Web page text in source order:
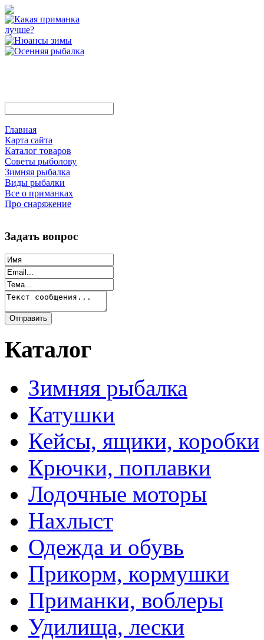
Главная
Карта сайта
Каталог товаров
Советы рыболову
Зимняя рыбалка
Виды рыбалки
Все о приманках
Про снаряжение
Задать вопрос
Каталог
Зимняя рыбалка
Катушки
Кейсы, ящики, коробки
Крючки, поплавки
Лодочные моторы
Нахлыст
Одежда и обувь
Прикорм, кормушки
Приманки, воблеры
Удилища, лески